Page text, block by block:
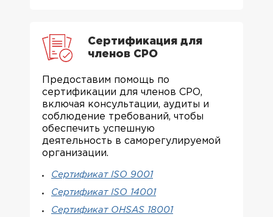
Сертификация для
членов СРО
Предоставим помощь по
сертификации для членов СРО,
включая консультации, аудиты и
соблюдение требований, чтобы
обеспечить успешную
деятельность в саморегулируемой
организации.
Сертификат ISO 9001
Сертификат ISO 14001
Сертификат OHSAS 18001